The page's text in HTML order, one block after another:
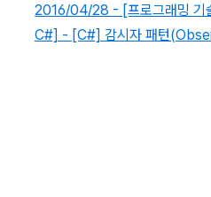
2016/04/28 - [프로그래밍 기
C#] - [C#] 감시자 패턴